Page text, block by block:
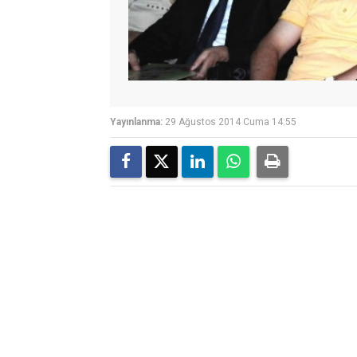
Yayınlanma: 29 Ağustos 2014 Cuma 14:55